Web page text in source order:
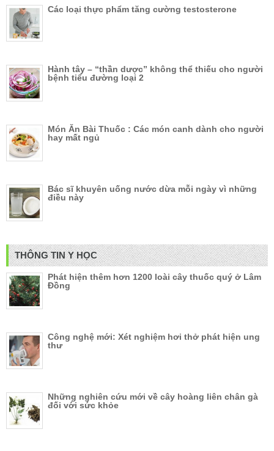
Các loại thực phẩm tăng cường testosterone
Hành tây – “thần dược” không thể thiếu cho người
bệnh tiểu đường loại 2
Món Ăn Bài Thuốc : Các món canh dành cho người
hay mất ngủ
Bác sĩ khuyên uống nước dừa mỗi ngày vì những
điều này
THÔNG TIN Y HỌC
Phát hiện thêm hơn 1200 loài cây thuốc quý ở Lâm
Đồng
Công nghệ mới: Xét nghiệm hơi thở phát hiện ung
thư
Những nghiên cứu mới về cây hoàng liên chân gà
đối với sức khỏe